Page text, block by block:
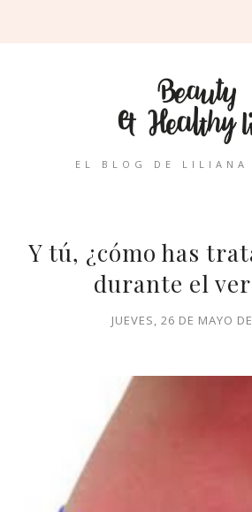
EL BLOG DE LILIANA
Y tú, ¿cómo has
durante el
JUEVES, 26 DE MAYO